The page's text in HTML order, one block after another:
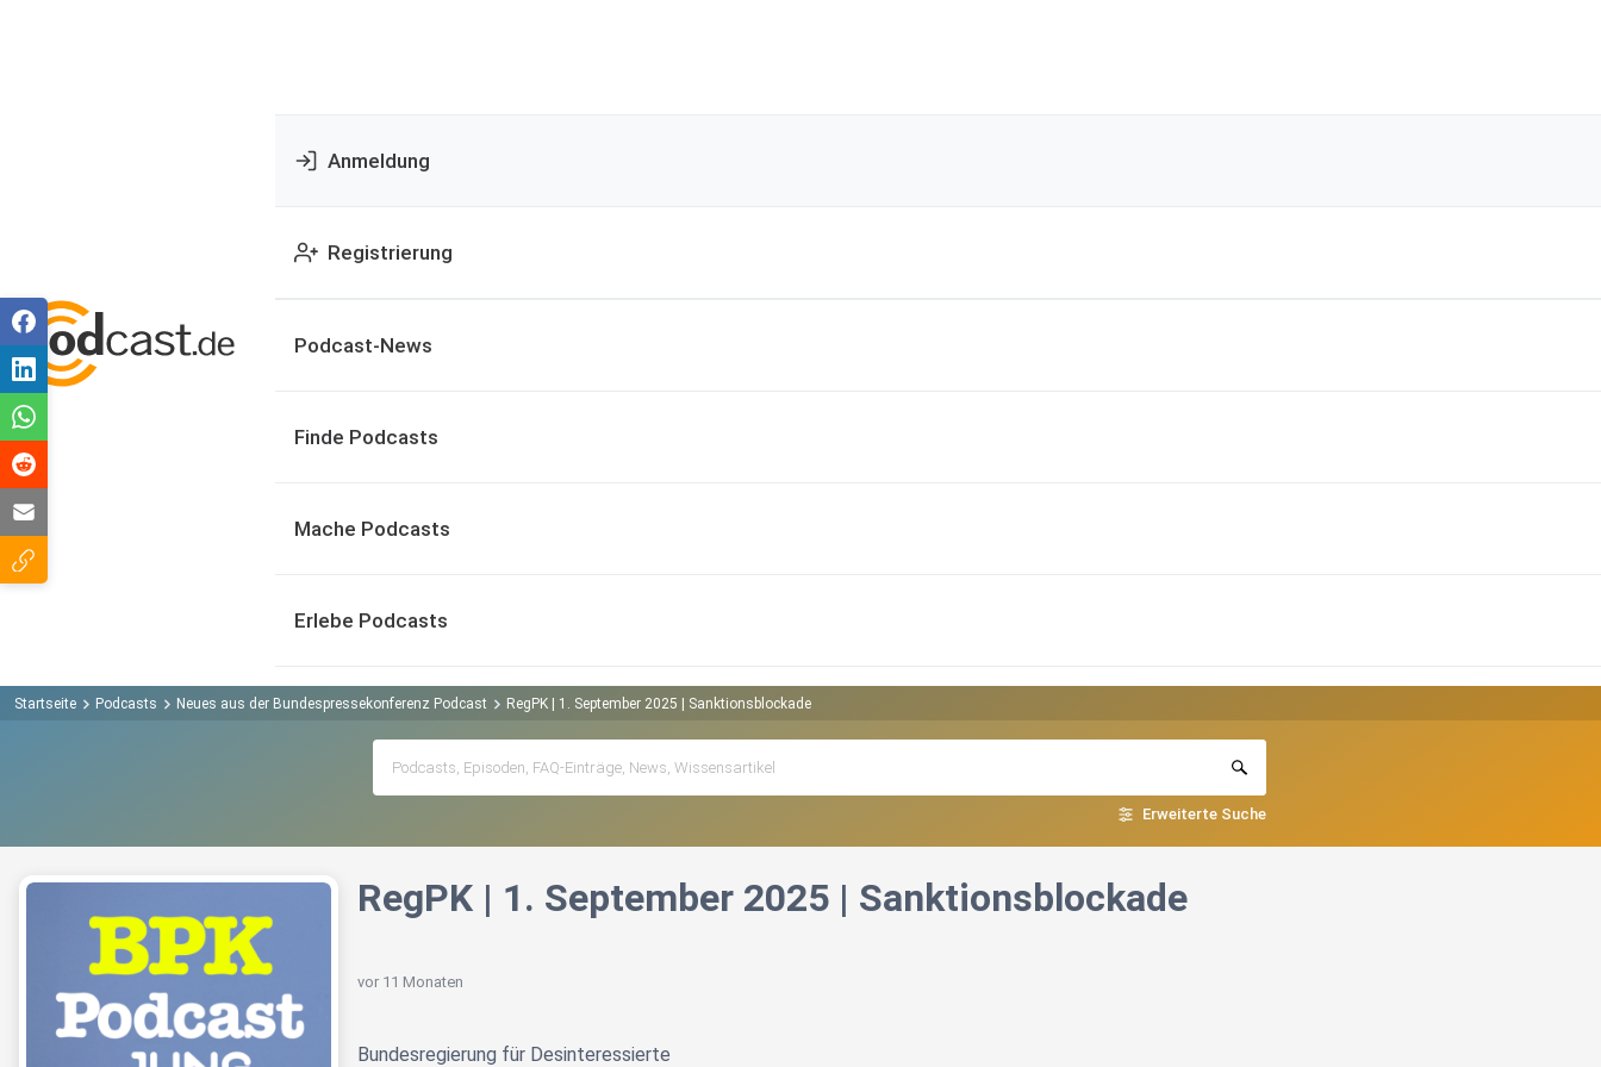
Anmeldung
Registrierung
Podcast-News
Finde Podcasts
Mache Podcasts
Erlebe Podcasts
Startseite Podcasts Neues aus der Bundespressekonferenz Podcast RegPK | 1. September 2025 | Sanktionsblockade
Erweiterte Suche
RegPK | 1. September 2025 | Sanktionsblockade
vor 11 Monaten
Bundesregierung für Desinteressierte